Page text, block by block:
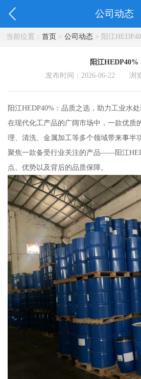
公司动态
当前位置： 首页> 公司动态> 阳江
阳江HEDP40%
发布时间：2026-06-22 浏览
阳江HEDP40%：品质之选，助力工业水
在现代化工产品的广阔市场中，一款优质
理、清洗、金属加工等多个领域带来事半
聚焦一款备受行业关注的产品——阳江
点、优势以及背后的品质保障。